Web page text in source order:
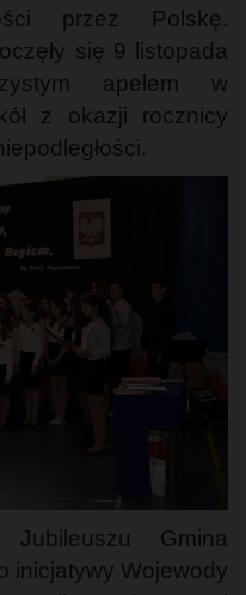
przez Polskę.
się 9 listopada
apelem w
z okazji rocznicy
Gmina
inicjatywy Wojewody